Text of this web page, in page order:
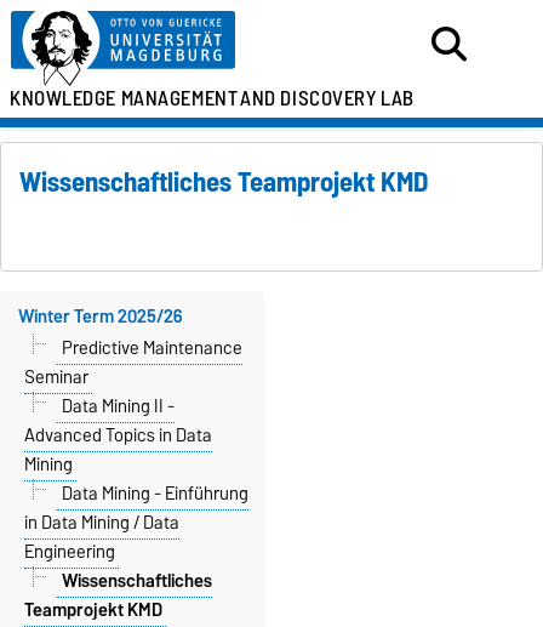
KNOWLEDGE MANAGEMENTAND DISCOVERY LAB
Wissenschaftliches Teamprojekt KMD
Winter Term 2025/26
Predictive Maintenance
Seminar
Data Mining II -
Advanced Topics in Data
Mining
Data Mining - Einführung
in Data Mining / Data
Engineering
Wissenschaftliches
Teamprojekt KMD